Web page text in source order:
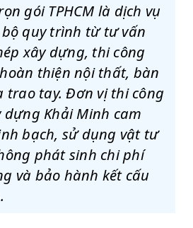
gói TPHCM là dịch vụ
quy trình từ tư vấn
xây dựng, thi công
thiện nội thất, bàn
trao tay. Đơn vị thi công
dựng Khải Minh cam
bạch, sử dụng vật tư
phát sinh chi phí
và bảo hành kết cấu